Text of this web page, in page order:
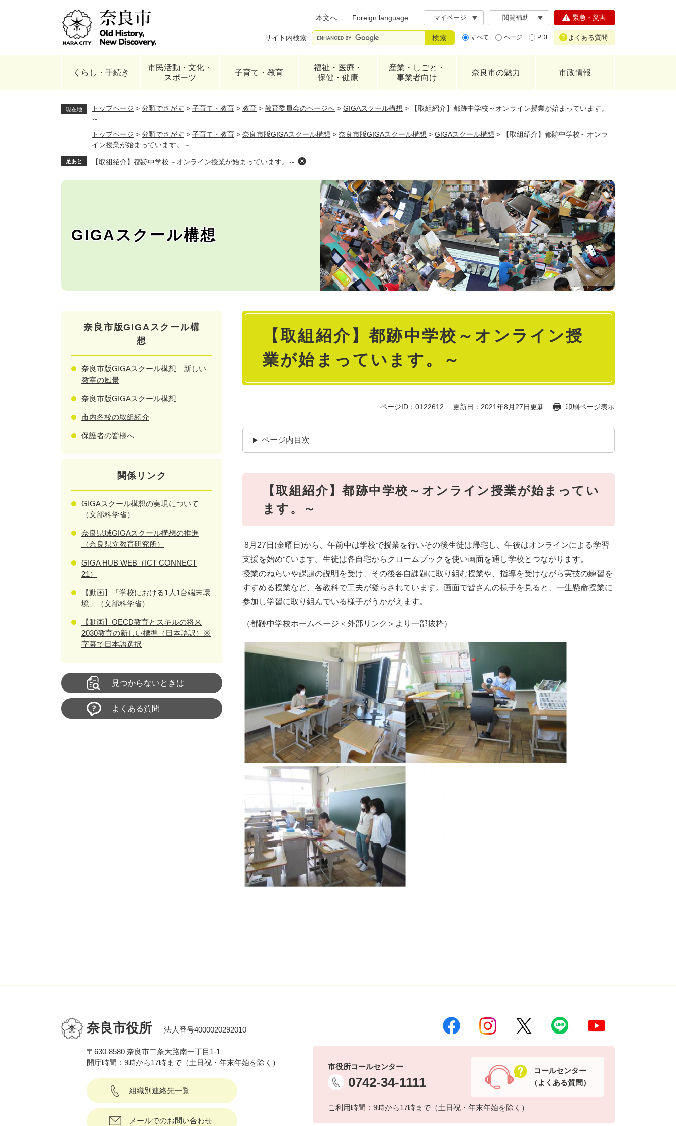
本文へ
Foreign language マイページ 閲覧補助
サイト内検索 すべて ページ PDF
緊急・災害
よくある質問
くらし・手続き
市民活動・文化・
スポーツ
子育て・教育
福祉・医療・
保健・健康
産業・しごと・
事業者向け
奈良市の魅力 市政情報
現在地 トップページ > 分類でさがす > 子育て・教育 > 教育 > 教育委員会のページへ > GIGAスクール構想 >
【取組紹介】都跡中学校～オンライン授業が始まっています。
～
トップページ > 分類でさがす > 子育て・教育 > 奈良市版GIGAスクール構想 > 奈良市版GIGAスクール構想 > GIGAスクール構想 >
【取組紹介】都跡中学校～オンラ
イン授業が始まっています。～
足あと 【取組紹介】都跡中学校～オンライン授業が始まっています。～
GIGAスクール構想
本
【取組紹介】都跡中学校～オンライン授
業が始まっています。～
ページID：0122612 更新日：2021年8月27日更新 印刷ページ表示
ページ内目次
【取組紹介】都跡中学校～オンライン授業が始まってい
ます。～
8月27日(金曜日)から、午前中は学校で授業を行いその後生徒は帰宅し、午後はオンラインによる学習
支援を始めています。生徒は各自宅からクロームブックを使い画面を通し学校とつながります。
授業のねらいや課題の説明を受け、その後各自課題に取り組む授業や、指導を受けながら実技の練習を
すすめる授業など、各教科で工夫が凝らされています。画面で皆さんの様子を見ると、一生懸命授業に
参加し学習に取り組んでいる様子がうかがえます。
（都跡中学校ホームページ ＜外部リンク＞ より一部抜粋）
奈良市版GIGAスクール構
想
奈良市版GIGAスクール構想 新しい
教室の風景
奈良市版GIGAスクール構想
市内各校の取組紹介
保護者の皆様へ
関係リンク
GIGAスクール構想の実現について
（文部科学省）
奈良県域GIGAスクール構想の推進
（奈良県立教育研究所）
GIGA HUB WEB（ICT CONNECT
21）
【動画】「学校における1人1台端末環
境」（文部科学省）
【動画】OECD教育とスキルの将来
2030教育の新しい標準（日本語訳）※
字幕で日本語選択
見つからないときは
よくある質問
奈良市役所 法人番号4000020292010
〒630-8580 奈良市二条大路南一丁目1-1
開庁時間：9時から17時まで（土日祝・年末年始を除く）
組織別連絡先一覧
メールでのお問い合わせ
市役所コールセンター
0742-34-1111
ご利用時間：9時から17時まで（土日祝・年末年始を除く）
コールセンター
（よくある質問）